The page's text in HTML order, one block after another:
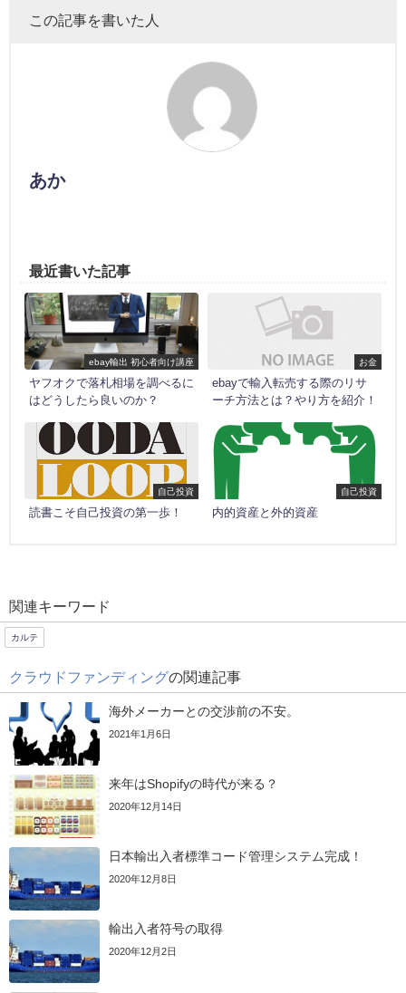
この記事を書いた人
あか
最近書いた記事
ebay輸出 初心者向け講座
ヤフオクで落札相場を調べるに
はどうしたら良いのか？
お金
ebayで輸入転売する際のリサ
ーチ方法とは？やり方を紹介！
自己投資
読書こそ自己投資の第一歩！
自己投資
内的資産と外的資産
関連キーワード
カルテ
クラウドファンディングの関連記事
海外メーカーとの交渉前の不安。
2021年1月6日
来年はShopifyの時代が来る？
2020年12月14日
日本輸出入者標準コード管理システム完成！
2020年12月8日
輸出入者符号の取得
2020年12月2日